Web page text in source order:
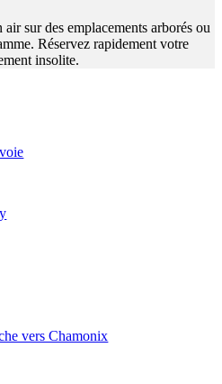
sur des emplacements arborés ou
Réservez rapidement votre
insolite.